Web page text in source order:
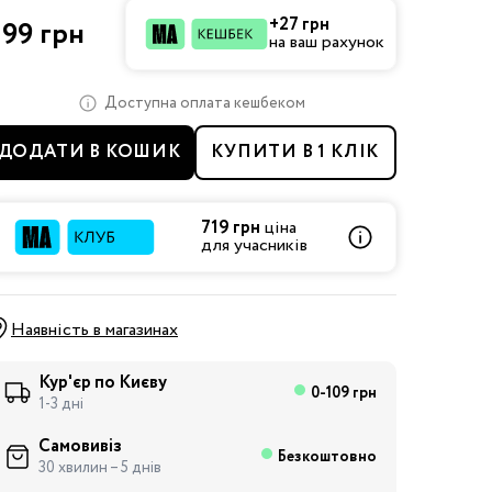
грн +27 грн
на ваш рахунок
Доступна оплата кешбеком
В КОШИК КУПИТИ В 1 КЛІК
719 грн ціна
для учасників
Наявність в магазинах
Кур'єр по Києву
1-3 дні 0-109 грн
Самовивіз
30 хвилин – 5 днів Безкоштовно